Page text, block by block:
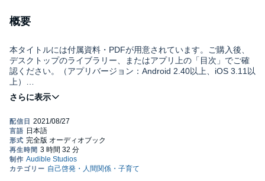
概要
本タイトルには付属資料・PDFが用意されています。ご購入後、
デスクトップのライブラリー、またはアプリ上の「目次」でご確
認ください。（アプリバージョン：Android 2.40以上、iOS 3.11以
上）
【足りないのはこれだったのか…】
それを信じて、たくさんのお金と時間を
投資したのに、一向に現実化されない人が